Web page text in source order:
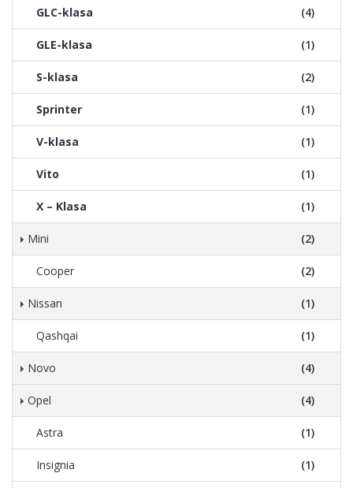
GLC-klasa (4)
GLE-klasa (1)
S-klasa (2)
Sprinter (1)
V-klasa (1)
Vito (1)
X – Klasa (1)
Mini (2)
Cooper (2)
Nissan (1)
Qashqai (1)
Novo (4)
Opel (4)
Astra (1)
Insignia (1)